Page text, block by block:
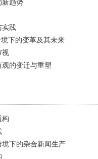
新趋势
实践
下的变革及其未来
视
的变迁与重塑
构
下的杂合新闻生产